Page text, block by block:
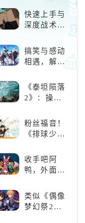
换取4%的绽放伤害
大，如果已经拥有
快速上手与
深度战术兼
六号M》是
否值得入
手？
搞笑与感动
相遇，解锁
的魅力
《泰坦陨落
2》：操控
未来战场；
跑酷突袭，
粉丝福音！
《排球少
HIGH!!》手
游还原经典
收手吧阿
鸭，外面全
类似《偶像
梦幻祭2》